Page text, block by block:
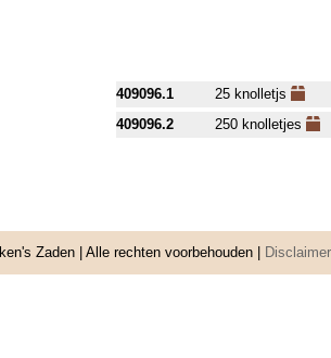
409096.1
25 knolletjs
409096.2
250 knolletjes
Zaden | Alle rechten voorbehouden | Disclaimer